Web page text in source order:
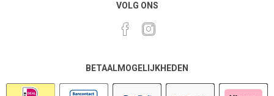
VOLG ONS
BETAALMOGELIJKHEDEN